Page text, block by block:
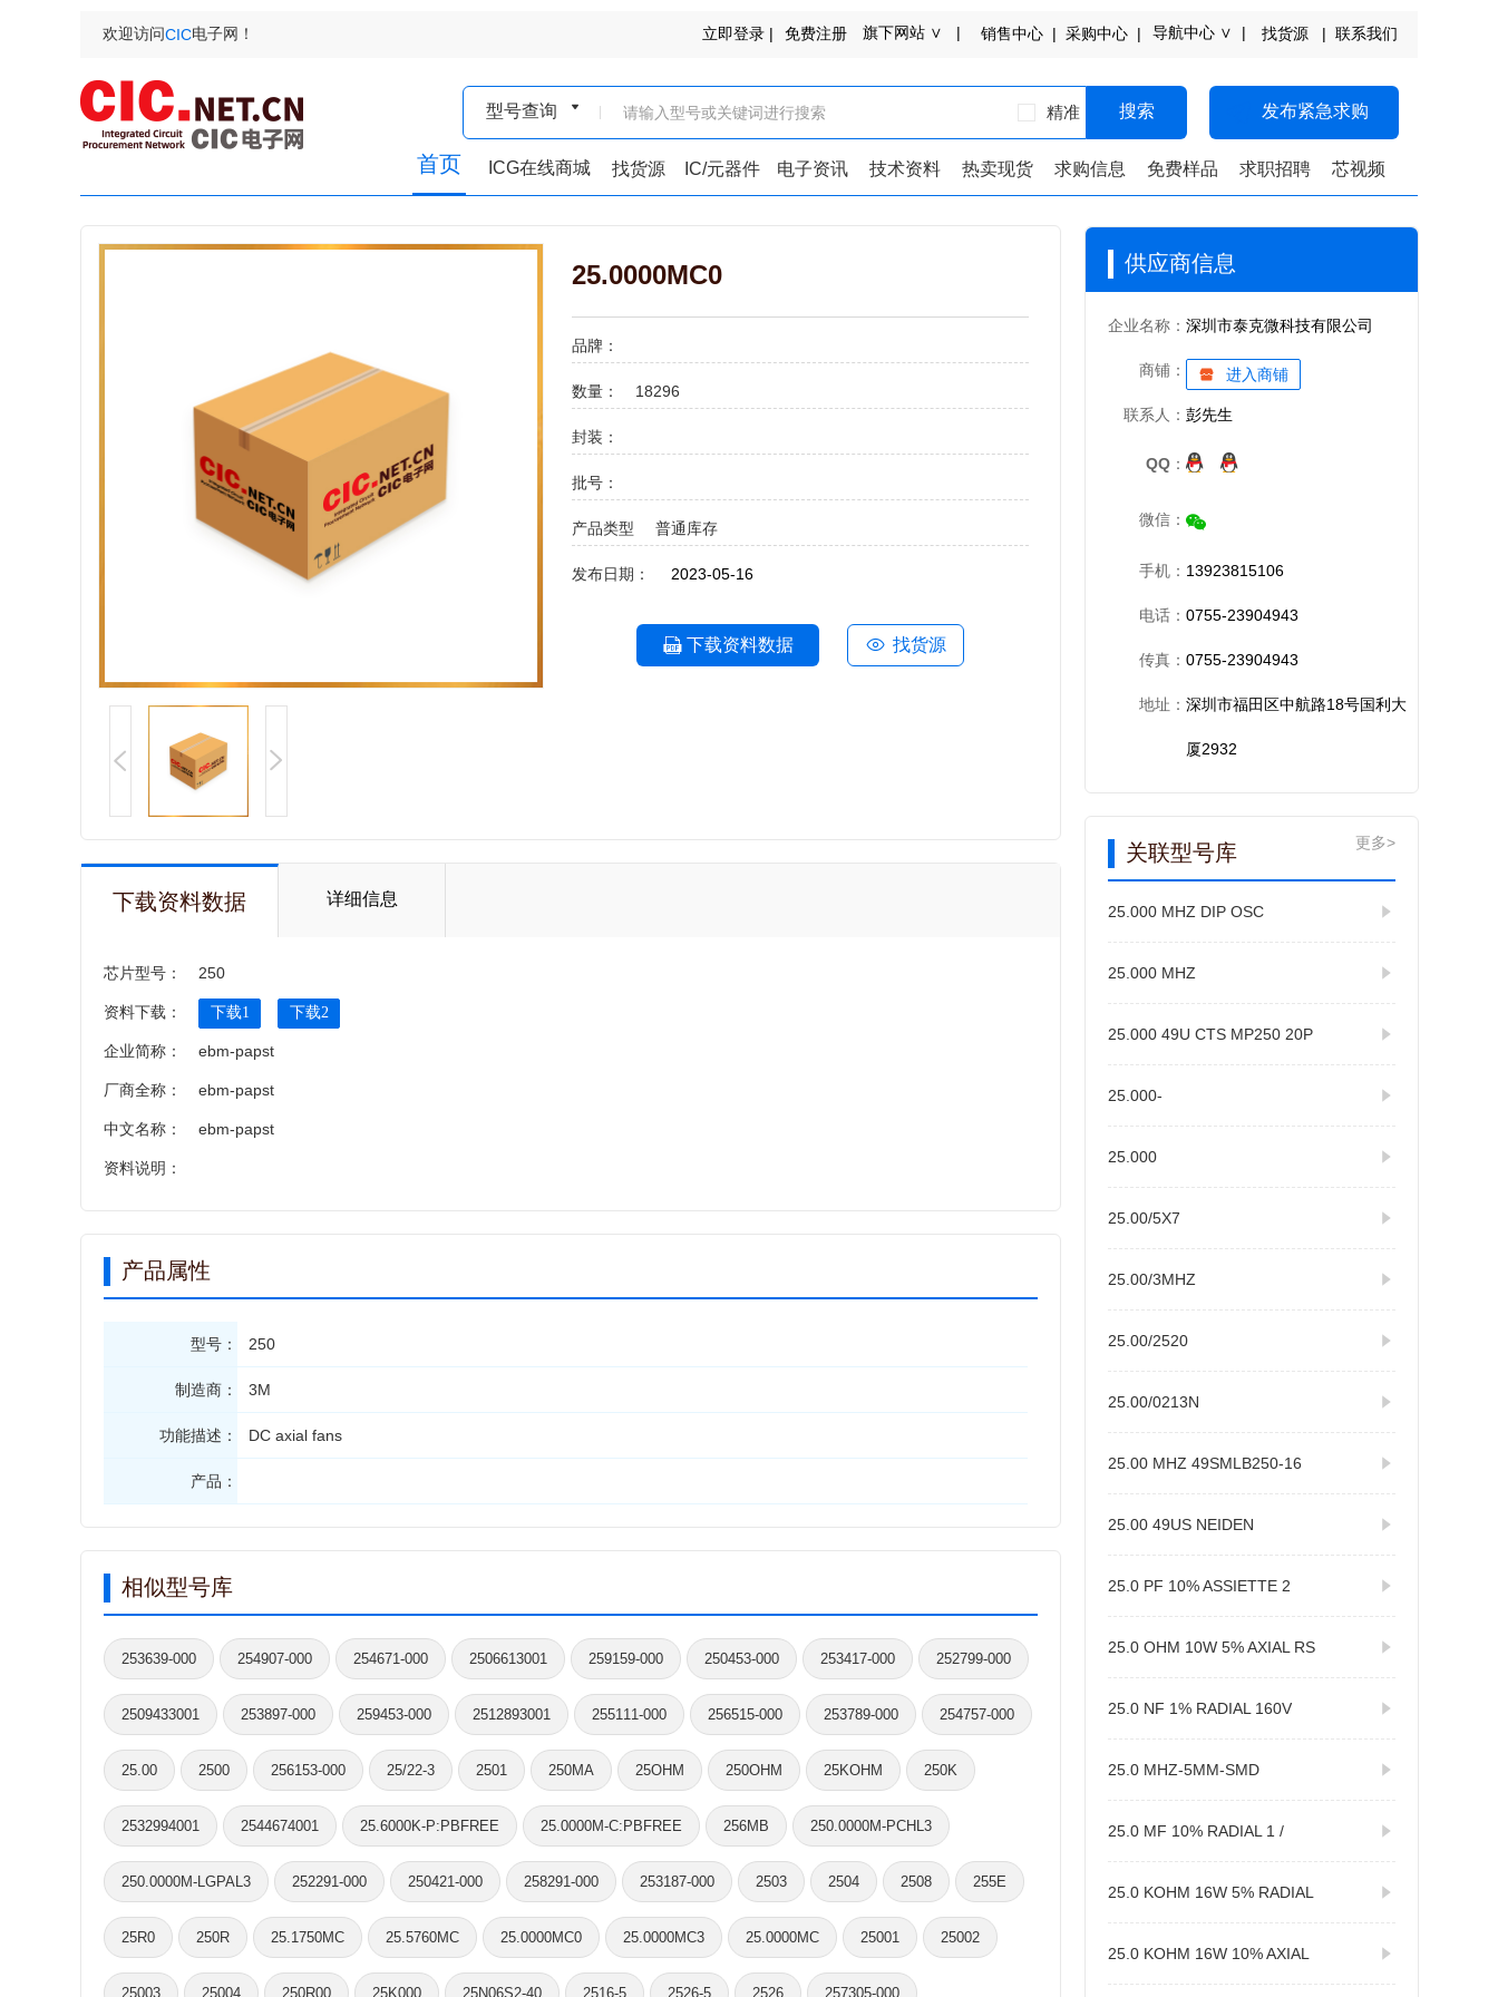
欢迎访问CIC电子网！ 立即登录 | 免费注册 旗下网站 ∨ | 销售中心 | 采购中心 | 导航中心 ∨ | 找货源 | 联系我们
型号查询 精准 搜索 发布紧急求购
首页 ICG在线商城 找货源 IC/元器件 电子资讯 技术资料 热卖现货 求购信息 免费样品 求职招聘 芯视频
25.0000MC0
品牌：
数量： 18296
封装：
批号：
产品类型 普通库存
发布日期： 2023-05-16
下载资料数据 找货源
下载资料数据 详细信息
芯片型号： 250
资料下载： 下载1 下载2
企业简称： ebm-papst
厂商全称： ebm-papst
中文名称： ebm-papst
资料说明：
产品属性
型号：
制造商：
功能描述：
产品：
250
3M
DC axial fans
相似型号库
253639-000 254907-000 254671-000 2506613001 259159-000 250453-000 253417-000 252799-000
2509433001 253897-000 259453-000 2512893001 255111-000 256515-000 253789-000 254757-000
25.00 2500 256153-000 25/22-3 2501 250MA 25OHM 250OHM 25KOHM 250K
2532994001 2544674001 25.6000K-P:PBFREE 25.0000M-C:PBFREE 256MB 250.0000M-PCHL3
250.0000M-LGPAL3 252291-000 250421-000 258291-000 253187-000 2503 2504 2508 255E
25R0 250R 25.1750MC 25.5760MC 25.0000MC0 25.0000MC3 25.0000MC 25001 25002
25003 25004 250R00 25K000 25N06S2-40 2516-5 2526-5 2526 257305-000
供应商信息
企业名称： 深圳市泰克微科技有限公司
商铺： 进入商铺
联系人： 彭先生
QQ：
微信：
手机： 13923815106
电话： 0755-23904943
传真： 0755-23904943
地址： 深圳市福田区中航路18号国利大
厦2932
关联型号库 更多>
25.000 MHZ DIP OSC
25.000 MHZ
25.000 49U CTS MP250 20P
25.000-
25.000
25.00/5X7
25.00/3MHZ
25.00/2520
25.00/0213N
25.00 MHZ 49SMLB250-16
25.00 49US NEIDEN
25.0 PF 10% ASSIETTE 2
25.0 OHM 10W 5% AXIAL RS
25.0 NF 1% RADIAL 160V
25.0 MHZ-5MM-SMD
25.0 MF 10% RADIAL 1 /
25.0 KOHM 16W 5% RADIAL
25.0 KOHM 16W 10% AXIAL